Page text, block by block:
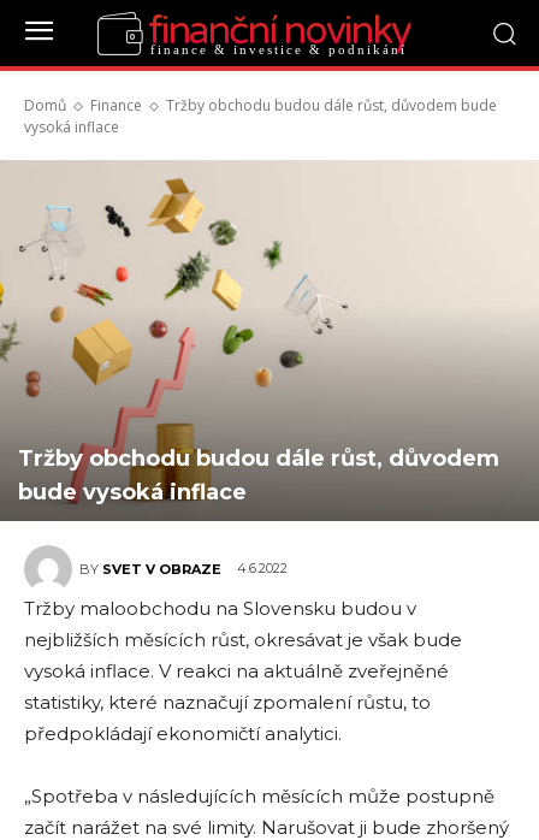
finanční novinky
finance & investice & podnikání
Domů Finance
Tržby obchodu budou dále růst, důvodem bude
vysoká inflace
Tržby obchodu budou dále růst, důvodem
bude vysoká inflace
BY SVET V OBRAZE 4.6.2022
Tržby maloobchodu na Slovensku budou v
nejbližších měsících růst, okresávat je však bude
vysoká inflace. V reakci na aktuálně zveřejněné
statistiky, které naznačují zpomalení růstu, to
předpokládají ekonomičtí analytici.
„Spotřeba v následujících měsících může postupně
začít narážet na své limity. Narušovat ji bude zhoršený